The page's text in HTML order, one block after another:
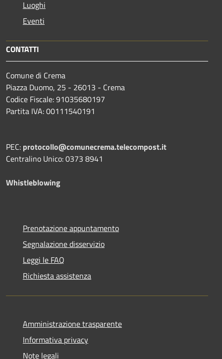
Luoghi
Eventi
CONTATTI
Comune di Crema
Piazza Duomo, 25 - 26013 - Crema
Codice Fiscale: 91035680197
Partita IVA: 00111540191
PEC: protocollo@comunecrema.telecompost.it
Centralino Unico: 0373 8941
Whistleblowing
Prenotazione appuntamento
Segnalazione disservizio
Leggi le FAQ
Richiesta assistenza
Amministrazione trasparente
Informativa privacy
Note legali